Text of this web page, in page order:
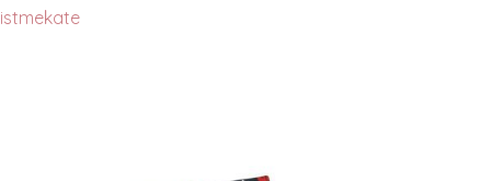
istmekate